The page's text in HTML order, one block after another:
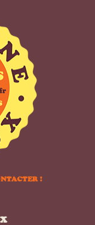
!